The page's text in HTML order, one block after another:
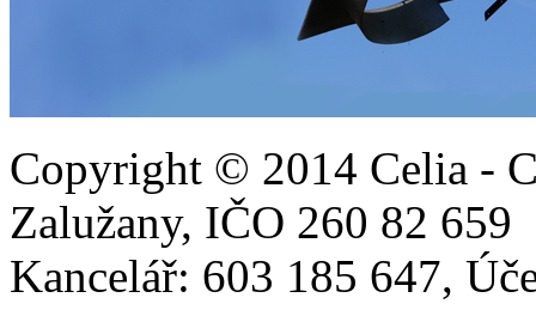
Copyright © 2014 Celia -
Zalužany, IČO 260 82
Kancelář: 603 185 647,